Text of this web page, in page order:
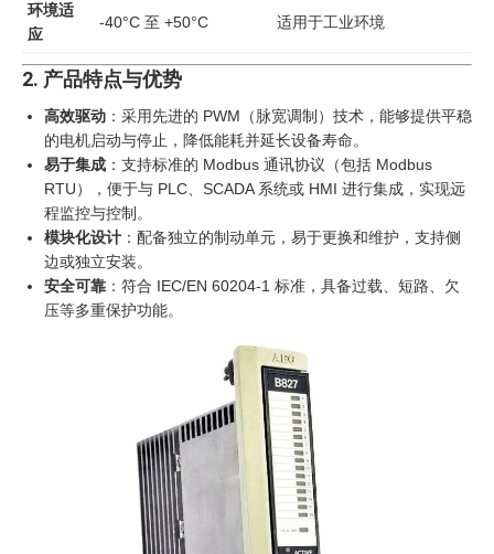
环境适
应
-40°C 至 +50°C 适用于工业环境
2. 产品特点与优势
高效驱动 ：采用先进的 PWM（脉宽调制）技术，能够提供平稳
的电机启动与停止，降低能耗并延长设备寿命。
易于集成 ：支持标准的 Modbus 通讯协议（包括 Modbus
RTU），便于与 PLC、SCADA 系统或 HMI 进行集成，实现远
程监控与控制。
模块化设计 ：配备独立的制动单元，易于更换和维护，支持侧
边或独立安装。
安全可靠 ：符合 IEC/EN 60204-1 标准，具备过载、短路、欠
压等多重保护功能。